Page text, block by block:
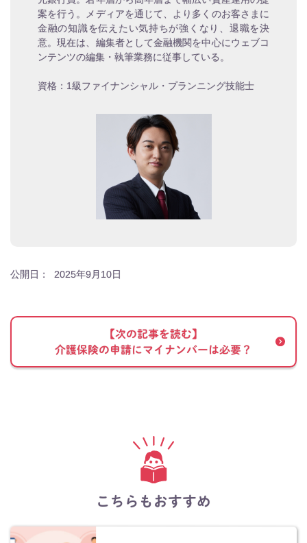
案を行う。メディアを通じて、より多くのお客さまに
金融の知識を伝えたい気持ちが強くなり、退職を決
意。現在は、編集者として金融機関を中心にウェブコ
ンテンツの編集・執筆業務に従事している。
資格：1級ファイナンシャル・プランニング技能士
公開日： 2025年9月10日
【次の記事を読む】
介護保険の申請にマイナンバーは必要？
こちらもおすすめ